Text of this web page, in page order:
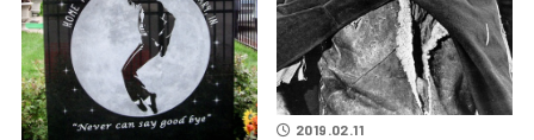
2019.02.11